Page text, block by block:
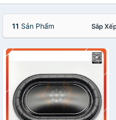
11 Sản Phẩm Sắp